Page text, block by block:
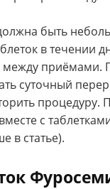
быть
в течении
между приёмами.
суточный
процедуру.
с
в статье).